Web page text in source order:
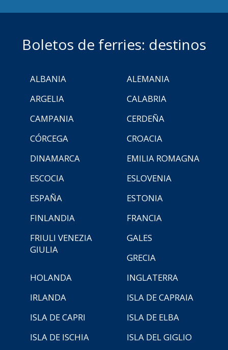
Boletos de ferries: destinos
ALBANIA
ALEMANIA
ARGELIA
CALABRIA
CAMPANIA
CERDEÑA
CÓRCEGA
CROACIA
DINAMARCA
EMILIA ROMAGNA
ESCOCIA
ESLOVENIA
ESPAÑA
ESTONIA
FINLANDIA
FRANCIA
FRIULI VENEZIA
GIULIA
GALES
GRECIA
HOLANDA
INGLATERRA
IRLANDA
ISLA DE CAPRAIA
ISLA DE CAPRI
ISLA DE ELBA
ISLA DE ISCHIA
ISLA DEL GIGLIO